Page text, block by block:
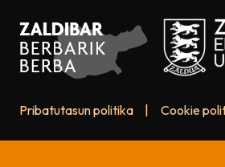
Pribatutasun politika Cookie